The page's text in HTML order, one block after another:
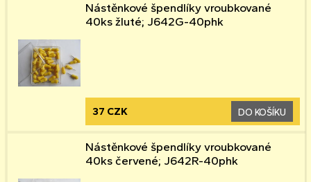
Nástěnkové špendlíky vroubkované
40ks žluté; J642G-40phk
37 CZK DO KOŠÍKU
Nástěnkové špendlíky vroubkované
40ks červené; J642R-40phk